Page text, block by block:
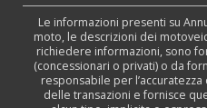
Le informazioni presenti su
moto, le descrizioni dei
richiedere informazioni, sono
(concessionari o privati) o da
responsabile per
delle transazioni e fornisce